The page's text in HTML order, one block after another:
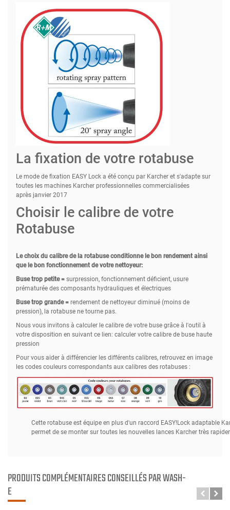
La fixation de votre rotabuse
Le mode de fixation EASYLock a été conçu par Karcheret s'adapte sur
toutes les machines Karcherprofessionnelles commercialisées
aprèsjanvier 2017
Choisir le calibre de votre
Rotabuse
Le choix du calibre de la rotabuse conditionne le bon rendement ainsi
que le bon fonctionnement de votre nettoyeur:
Buse trop petite =surpression, fonctionnement déficient, usure
prématurée des composants hydrauliques et électriques
Buse trop grande =rendement de nettoyeur diminué (moins de
pression), la rotabuse ne tourne pas.
Nous vous invitons à calculer le calibre de votre buse grâce à l'outil à
votre disposition en suivant ce lien: calculer votre calibre de buse haute
pression
Pour vous aider à différencier les différents calibres, retrouvez en image
les codes couleurs correspondants aux calibres des rotabuses :
Cette rotabuse est équipe en plus d'un raccord EASY!Lock adaptable
permet de se monter sur toutes les nouvelles lances Karcher très
PRODUITS COMPLÉMENTAIRES CONSEILLÉS PAR WASH-
E